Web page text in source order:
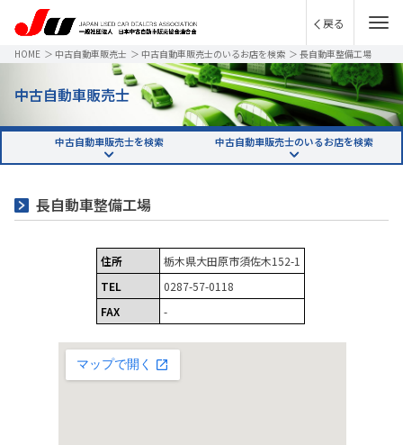
戻る
HOME ＞ 中古自動車販売士 ＞ 中古自動車販売士のいるお店を検索 ＞ 長自動車整備工場
中古自動車販売士
中古自動車販売士を検索 中古自動車販売士のいるお店を検索
長自動車整備工場
住所
栃木県大田原市須佐木152-1
TEL
0287-57-0118
FAX
-